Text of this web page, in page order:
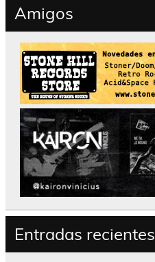
Amigos
Entradas recientes